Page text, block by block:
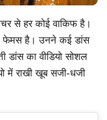
से हर कोई वाकिफ है।
फेमस है। उनने कई डांस
डांस का वीडियो सोशल
में राखी खूब सजी-धजी